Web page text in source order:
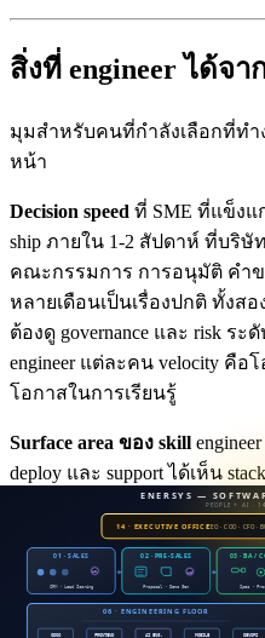
สิ่งที่ engineer ได้จ
มุมสำหรับคนที่กำลังเลือกที่ทำ
หน้า
Decision speed ที่ SME ที่แข็งแ
ship ภายใน 1-2 สัปดาห์ ที่บริ
คณะกรรมการ การอนุมัติ คำขอ
หลายเดือนเป็นเรื่องปกติ ทั้งส
ต้องดู governance และ risk ร
engineer แต่ละคน velocity คือ
โอกาสในการเรียนรู้
Surface area ของ skill
deploy และ support ได้เห็น
ใหญ่บางที่ทำเฉพาะส่วนใน
น้อยกว่า ทั้งสองสร้าง
ของเราอยากเป็นแบบไหน
Impact ที่จับต้องได้ที่ SME 30